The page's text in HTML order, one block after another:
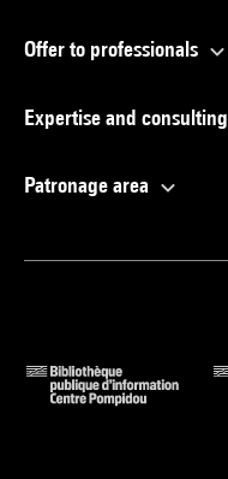
Offer to professionals
Expertise and consulting
Patronage area